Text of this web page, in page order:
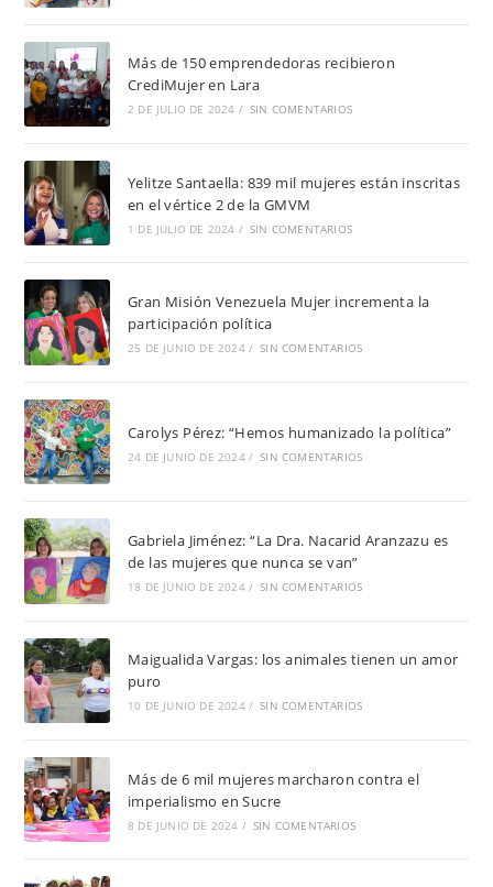
Más de 150 emprendedoras recibieron
CrediMujer en Lara
2 DE JULIO DE 2024 / SIN COMENTARIOS
Yelitze Santaella: 839 mil mujeres están inscritas
en el vértice 2 de la GMVM
1 DE JULIO DE 2024 / SIN COMENTARIOS
Gran Misión Venezuela Mujer incrementa la
participación política
25 DE JUNIO DE 2024 / SIN COMENTARIOS
Carolys Pérez: “Hemos humanizado la política”
24 DE JUNIO DE 2024 / SIN COMENTARIOS
Gabriela Jiménez: “La Dra. Nacarid Aranzazu es
de las mujeres que nunca se van”
18 DE JUNIO DE 2024 / SIN COMENTARIOS
Maigualida Vargas: los animales tienen un amor
puro
10 DE JUNIO DE 2024 / SIN COMENTARIOS
Más de 6 mil mujeres marcharon contra el
imperialismo en Sucre
8 DE JUNIO DE 2024 / SIN COMENTARIOS